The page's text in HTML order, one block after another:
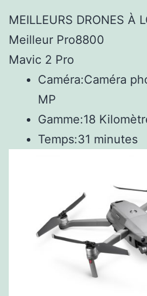
MEILLEURS DRONES À
Meilleur Pro8800
Mavic 2 Pro
Caméra:Caméra
MP
Gamme:18
Temps:31 minutes